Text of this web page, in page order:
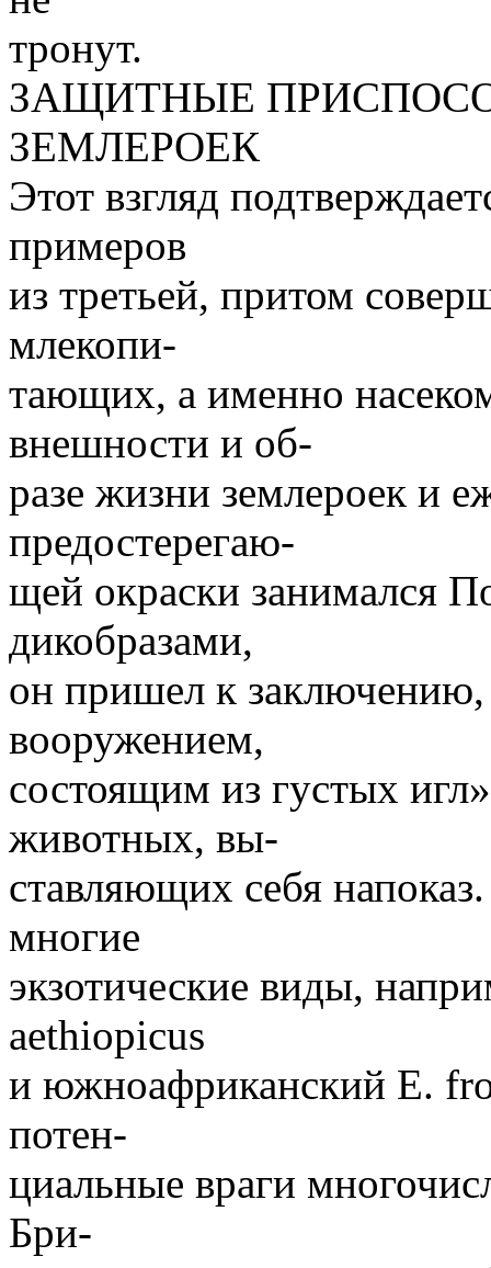
тронут.
ЗАЩИТНЫЕ
ЗЕМЛЕРОЕК
Этот взгляд
примеров
из третьей, притом
млекопи-
тающих, а именно
внешности и об-
разе жизни землероек и
предостерегаю-
щей окраски занимался
дикобразами,
он пришел к
вооружением,
состоящим из густых
животных, вы-
ставляющих себя
многие
экзотические виды,
aethiopicus
и южноафриканский Е.
потен-
циальные враги
Бри-